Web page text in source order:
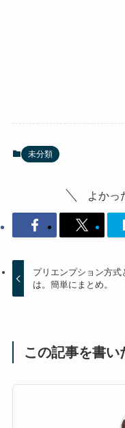
未分類
よかっ
プリエンプション方式
は。簡単にまとめ。
この記事を書い